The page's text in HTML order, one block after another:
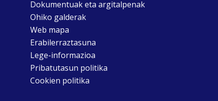
Dokumentuak eta argitalpenak
Ohiko galderak
Web mapa
Erabilerraztasuna
Lege-informazioa
Pribatutasun politika
Cookien politika